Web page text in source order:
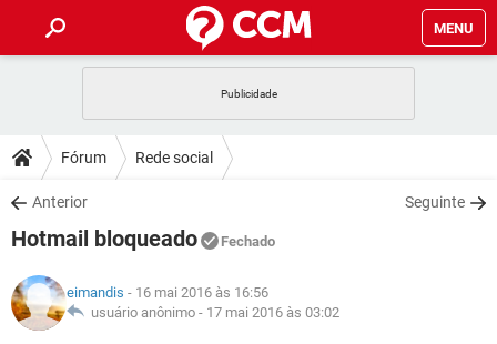
MENU
CELULAR
OUTLOOK
INSTAGRAM GMAIL
GUIA DE COMPRAS
DICAS
JOGOS
INSTAGRAM GMAIL
GUIA DE COMPRAS
DOWNLOADS
JOGOS WHATSAPP
CELULAR
OUTLOOK EXCEL
JOGOS WHATSAPP
CELULAR
GLOSSÁRIO
Fórum Rede social
Anterior Seguinte
Hotmail bloqueado Fechado
eimandis - 16 mai 2016 às 16:56
usuário anônimo - 17 mai 2016 às 03:02